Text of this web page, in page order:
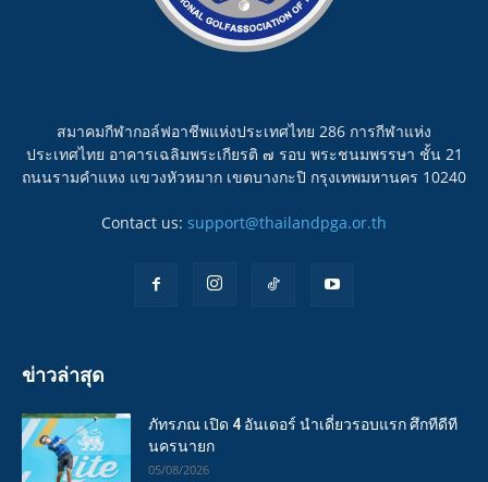
สมาคมกีฬากอล์ฟอาชีพแห่งประเทศไทย 286 การกีฬาแห่ง
ประเทศไทย อาคารเฉลิมพระเกียรติ ๗ รอบ พระชนมพรรษา ชั้น 21
ถนนรามคำแหง แขวงหัวหมาก เขตบางกะปิ กรุงเทพมหานคร 10240
Contact us: support@thailandpga.or.th
ข่าวล่าสุด
ภัทรภณ เปิด 4 อันเดอร์ นำเดี่ยวรอบแรก ศึกทีดีที
นครนายก
05/08/2026